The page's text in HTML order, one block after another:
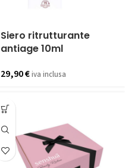
Siero ritrutturante
antiage 10ml
29,90€iva inclusa